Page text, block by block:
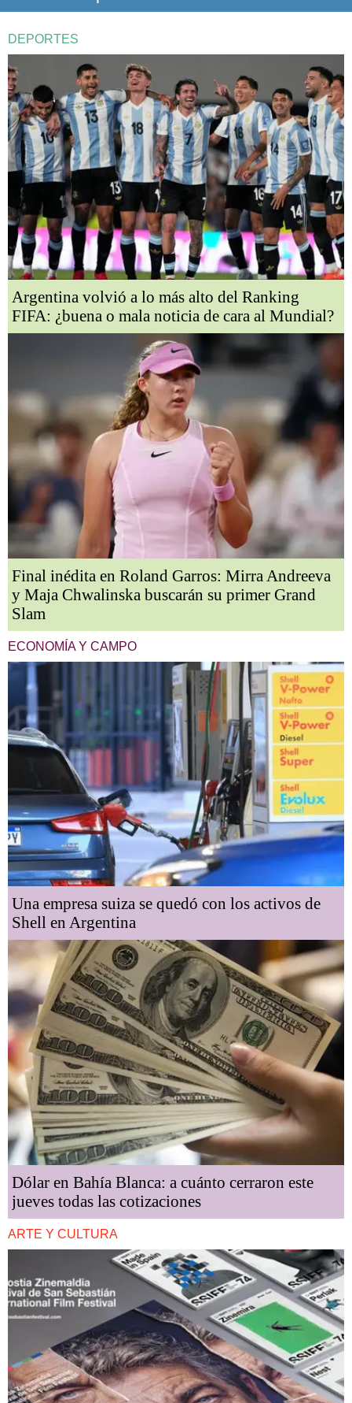
DEPORTES
Argentina volvió a lo más alto del Ranking
FIFA: ¿buena o mala noticia de cara al Mundial?
Final inédita en Roland Garros: Mirra Andreeva
y Maja Chwalinska buscarán su primer Grand
Slam
ECONOMÍA Y CAMPO
Una empresa suiza se quedó con los activos de
Shell en Argentina
Dólar en Bahía Blanca: a cuánto cerraron este
jueves todas las cotizaciones
ARTE Y CULTURA